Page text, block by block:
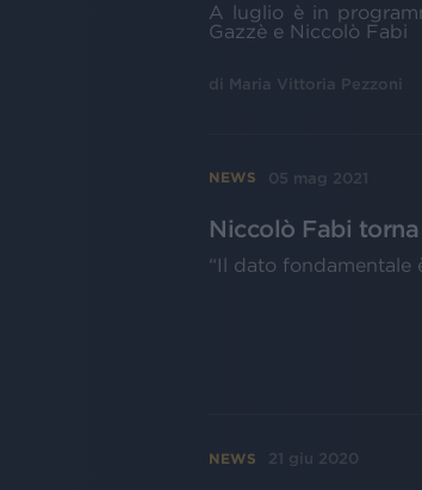
A luglio è in
Gazzè e Niccolò Fabi
di Maria Vittoria Pezzoni
NEWS 05 mag 2021
Niccolò Fabi
“Il dato fondamentale
NEWS 21 giu 2020